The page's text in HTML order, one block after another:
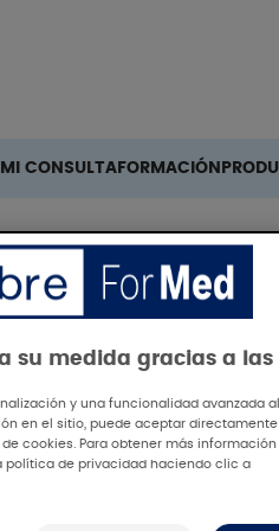
CONSULTA FORMACIÓN
su medida gracias a las
y una funcionalidad avanzada
en el sitio, puede aceptar
cookies. Para obtener más
política de privacidad haciendo clic a